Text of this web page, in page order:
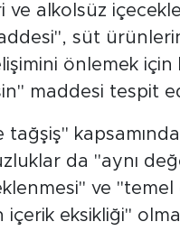
ve alkolsüz
süt
önlemek için
maddesi tespit
tağşiş"
da "aynı
ve "temel
içerik eksikliği"